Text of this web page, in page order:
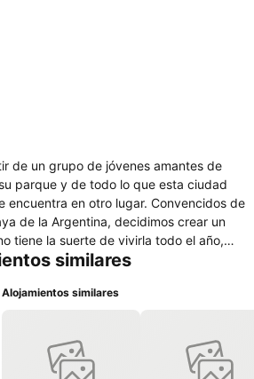
de un grupo de jóvenes amantes de
parque y de todo lo que esta ciudad
en otro lugar. Convencidos de
de la Argentina, decidimos crear un
tiene la suerte de vivirla todo el año,
días. Este hotel, de categoria
cuatro personas, equipadas con tv x
similares
Alojamientos similares